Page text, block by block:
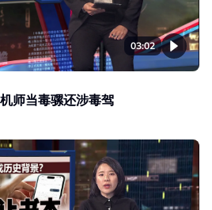
03:02
师当毒骡还涉毒驾